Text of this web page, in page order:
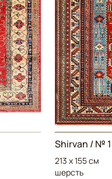
Shirvan / №
213 x 155 см
шерсть